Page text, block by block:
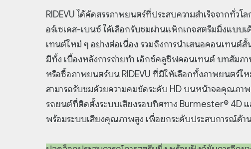
RIDEVU ได้คัดสรรภาพยนตร์ที่ประสบความสำเร็จจากทั่ว
อร์เซเดส-เบนซ์ ได้เลือกรับชมผ่านแพ็กเกจสตรีมมิ่งแบ
เทนต์ใหม่ ๆ อย่างต่อเนื่อง รวมถึงการนำเสนอคอนเทน
มีทั้ง เบื้องหลังการถ่ายทำ เอ็กซ์คลูซีฟคอนเทนต์ บทสัมภา
หรือซื้อภาพยนตร์บน RIDEVU ที่มีให้เลือกทั้งภาพยนตร์ใ
สามารถรับชมด้วยความคมชัดระดับ HD บนหน้าจอคุณภา
รถยนต์ที่ติดตั้งระบบเสียงรอบทิศทาง Burmester® 4D
พร้อมระบบเสียงคุณภาพสูง เพื่อยกระดับประสบการณ์ด้